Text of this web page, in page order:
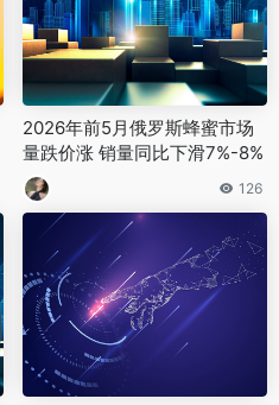
2026年前5月俄罗斯蜂蜜市场
量跌价涨 销量同比下滑7%-8%
126